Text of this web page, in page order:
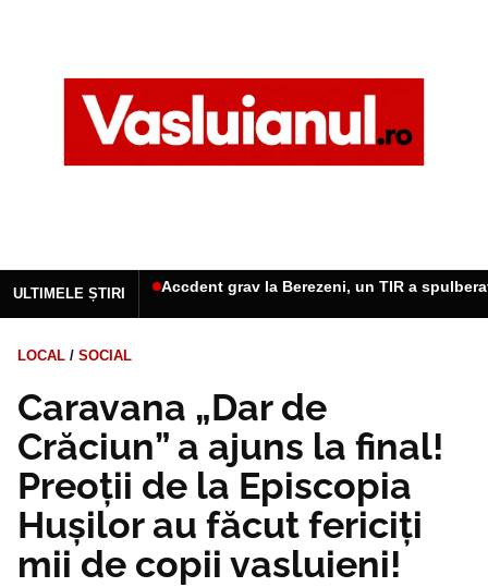
ULTIMELE ȘTIRI Accdent grav la Berezeni, un TIR a
LOCAL / SOCIAL
Caravana „Dar de
Crăciun” a ajuns la final!
Preoții de la Episcopia
Hușilor au făcut fericiți
mii de copii vasluieni!